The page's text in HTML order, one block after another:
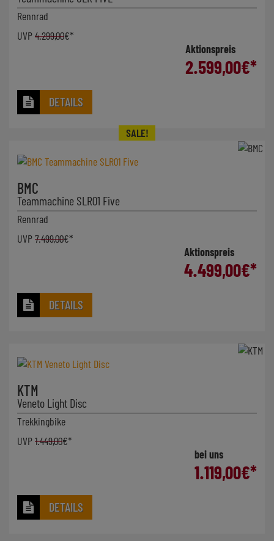
Rennrad
UVP4.299,00€*
Aktionspreis
2.599,00€*
DETAILS
BMC
Teammachine SLR01 Five
Rennrad
UVP7.499,00€*
Aktionspreis
4.499,00€*
DETAILS
KTM
Veneto Light Disc
Trekkingbike
UVP1.449,00€*
bei uns
1.119,00€*
DETAILS